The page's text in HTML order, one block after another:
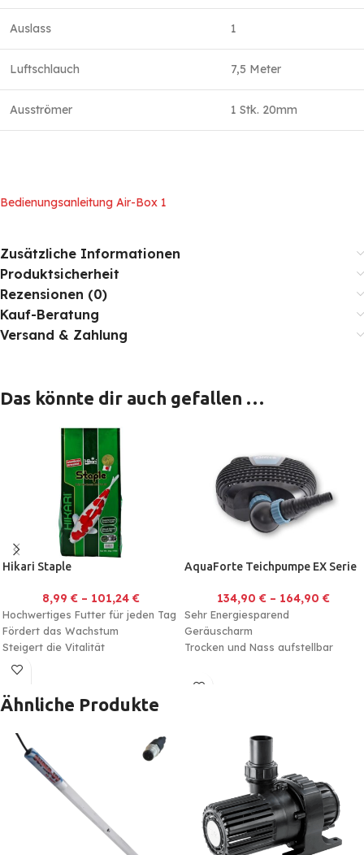
Auslass 1
Luftschlauch 7,5 Meter
Ausströmer 1 Stk. 20mm
Bedienungsanleitung Air-Box 1
Zusätzliche Informationen
Produktsicherheit
Rezensionen (0)
Kauf-Beratung
Versand & Zahlung
Das könnte dir auch gefallen …
Hikari Staple
8,99 € – 101,24 €
Hochwertiges Futter für jeden Tag
Fördert das Wachstum
Steigert die Vitalität
AquaForte Teichpumpe EX Serie
134,90 €– 164,90 €
Sehr Energiesparend
Geräuscharm
Trocken und Nass aufstellbar
Bedienungsanleitung EX Serie
Ähnliche Produkte